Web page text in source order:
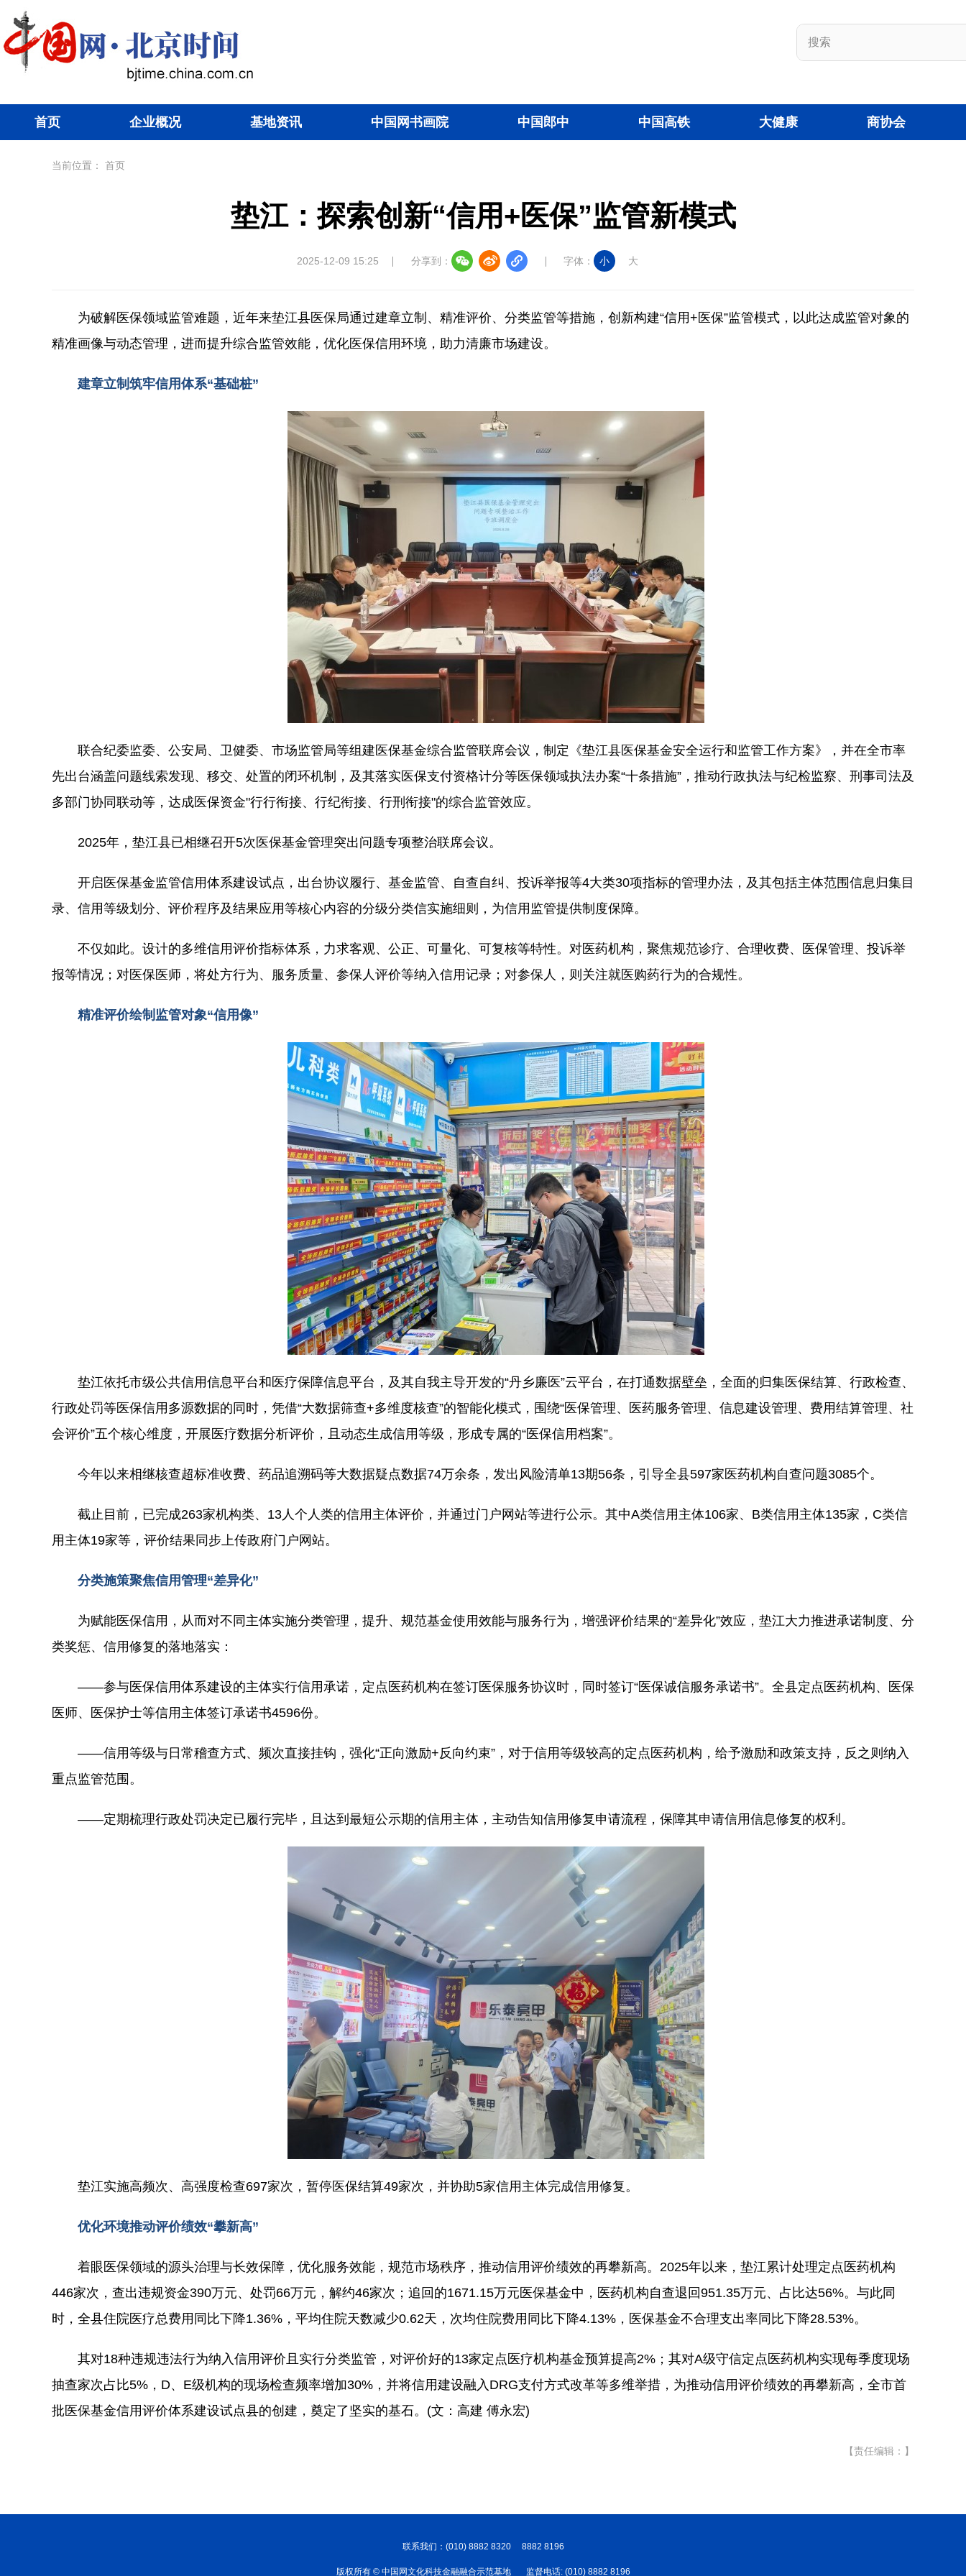
首页 企业概况 基地资讯 中国网书画院 中国郎中 中国高铁 大健康 商协会
当前位置： 首页
垫江：探索创新“信用+医保”监管新模式
2025-12-09 15:25 分享到： 字体： 小 大
为破解医保领域监管难题，近年来垫江县医保局通过建章立制、精准评价、分类监管等措施，创新构建“信用+医保”监管模式，以此达成监管对象的
精准画像与动态管理，进而提升综合监管效能，优化医保信用环境，助力清廉市场建设。
建章立制筑牢信用体系“基础桩”
联合纪委监委、公安局、卫健委、市场监管局等组建医保基金综合监管联席会议，制定《垫江县医保基金安全运行和监管工作方案》，并在全市率
先出台涵盖问题线索发现、移交、处置的闭环机制，及其落实医保支付资格计分等医保领域执法办案“十条措施”，推动行政执法与纪检监察、刑事司法及
多部门协同联动等，达成医保资金"行行衔接、行纪衔接、行刑衔接"的综合监管效应。
2025年，垫江县已相继召开5次医保基金管理突出问题专项整治联席会议。
开启医保基金监管信用体系建设试点，出台协议履行、基金监管、自查自纠、投诉举报等4大类30项指标的管理办法，及其包括主体范围信息归集目
录、信用等级划分、评价程序及结果应用等核心内容的分级分类信实施细则，为信用监管提供制度保障。
不仅如此。设计的多维信用评价指标体系，力求客观、公正、可量化、可复核等特性。对医药机构，聚焦规范诊疗、合理收费、医保管理、投诉举
报等情况；对医保医师，将处方行为、服务质量、参保人评价等纳入信用记录；对参保人，则关注就医购药行为的合规性。
精准评价绘制监管对象“信用像”
垫江依托市级公共信用信息平台和医疗保障信息平台，及其自我主导开发的“丹乡廉医”云平台，在打通数据壁垒，全面的归集医保结算、行政检查、
行政处罚等医保信用多源数据的同时，凭借“大数据筛查+多维度核查”的智能化模式，围绕“医保管理、医药服务管理、信息建设管理、费用结算管理、社
会评价”五个核心维度，开展医疗数据分析评价，且动态生成信用等级，形成专属的“医保信用档案”。
今年以来相继核查超标准收费、药品追溯码等大数据疑点数据74万余条，发出风险清单13期56条，引导全县597家医药机构自查问题3085个。
截止目前，已完成263家机构类、13人个人类的信用主体评价，并通过门户网站等进行公示。其中A类信用主体106家、B类信用主体135家，C类信
用主体19家等，评价结果同步上传政府门户网站。
分类施策聚焦信用管理“差异化”
为赋能医保信用，从而对不同主体实施分类管理，提升、规范基金使用效能与服务行为，增强评价结果的“差异化”效应，垫江大力推进承诺制度、分
类奖惩、信用修复的落地落实：
——参与医保信用体系建设的主体实行信用承诺，定点医药机构在签订医保服务协议时，同时签订“医保诚信服务承诺书”。全县定点医药机构、医保
医师、医保护士等信用主体签订承诺书4596份。
——信用等级与日常稽查方式、频次直接挂钩，强化“正向激励+反向约束”，对于信用等级较高的定点医药机构，给予激励和政策支持，反之则纳入
重点监管范围。
——定期梳理行政处罚决定已履行完毕，且达到最短公示期的信用主体，主动告知信用修复申请流程，保障其申请信用信息修复的权利。
垫江实施高频次、高强度检查697家次，暂停医保结算49家次，并协助5家信用主体完成信用修复。
优化环境推动评价绩效“攀新高”
着眼医保领域的源头治理与长效保障，优化服务效能，规范市场秩序，推动信用评价绩效的再攀新高。2025年以来，垫江累计处理定点医药机构
446家次，查出违规资金390万元、处罚66万元，解约46家次；追回的1671.15万元医保基金中，医药机构自查退回951.35万元、占比达56%。与此同
时，全县住院医疗总费用同比下降1.36%，平均住院天数减少0.62天，次均住院费用同比下降4.13%，医保基金不合理支出率同比下降28.53%。
其对18种违规违法行为纳入信用评价且实行分类监管，对评价好的13家定点医疗机构基金预算提高2%；其对A级守信定点医药机构实现每季度现场
抽查家次占比5%，D、E级机构的现场检查频率增加30%，并将信用建设融入DRG支付方式改革等多维举措，为推动信用评价绩效的再攀新高，全市首
批医保基金信用评价体系建设试点县的创建，奠定了坚实的基石。 (文：高建 傅永宏)
【责任编辑：】
联系我们：(010) 8882 8320 8882 8196
版权所有 © 中国网文化科技金融融合示范基地 监督电话: (010) 8882 8196